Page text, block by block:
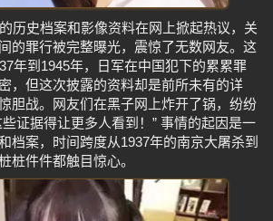
历史档案和影像资料在网上掀起热议，关
的罪行被完整曝光，震惊了无数网友。这
年到1945年，日军在中国犯下的累累罪
，但这次披露的资料却是前所未有的详
胆战。网友们在黑子网上炸开了锅，纷纷
证据得让更多人看到！” 事情的起因是一
档案，时间跨度从1937年的南京大屠杀到
桩件件都触目惊心。